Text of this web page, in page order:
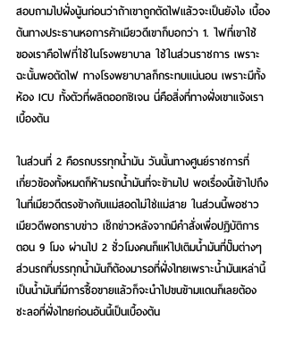
สอบถามไปฝั่งนู้นก่อนว่าถ้าเขาถูกตัดไฟแล้วจะเป็นยังไง เบื้อง
ต้นทางประธานหอการค้าเมียวดีเขาก็บอกว่า 1. ไฟที่เขาใช้
ของเราคือไฟที่ใช้ในโรงพยาบาล ใช้ในส่วนราชการ เพราะ
ฉะนั้นพอตัดไฟ ทางโรงพยาบาลก็กระทบแน่นอน เพราะมีทั้ง
ห้อง ICU ทั้งตัวที่ผลิตออกซิเจน นี่คือสิ่งที่ทางฝั่งเขาแจ้งเรา
เบื้องต้น
ในส่วนที่ 2 คือรถบรรทุกน้ำมัน วันนั้นทางศูนย์ราชการที่
เกี่ยวข้องทั้งหมดก็ห้ามรถน้ำมันที่จะข้ามไป พอเรื่องนี้เข้าไปถึง
ในที่เมียวดีตรงข้างกับแม่สอดไม่ใช่แม่สาย ในส่วนนี้พอชาว
เมียวดีพอทราบข่าว เช็กข่าวหลังจากมีคำสั่งเพื่อปฏิบัติการ
ตอน 9 โมง ผ่านไป 2 ชั่วโมงคนก็แห่ไปเติมน้ำมันที่ปั๊มต่างๆ
ส่วนรถที่บรรทุกน้ำมันก็ต้องมารอที่ฝั่งไทยเพราะน้ำมันเหล่านี้
เป็นน้ำมันที่มีการซื้อขายแล้วก็จะนำไปขนข้ามแดนก็เลยต้อง
ชะลอที่ฝั่งไทยก่อนอันนี้เป็นเบื้องต้น